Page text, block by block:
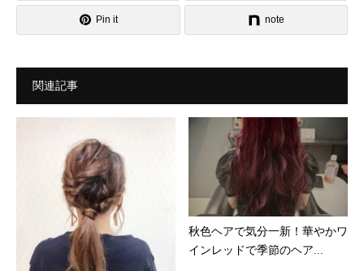
Pin it note
関連記事
秋色ヘアで気分一新！華やかワ
インレッドで季節のヘア...